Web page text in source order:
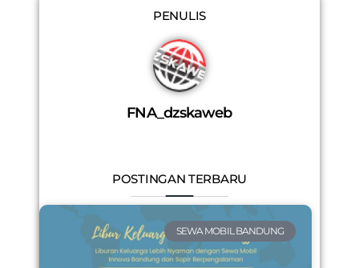
PENULIS
FNA_dzskaweb
POSTINGAN TERBARU
SEWA MOBIL BANDUNG